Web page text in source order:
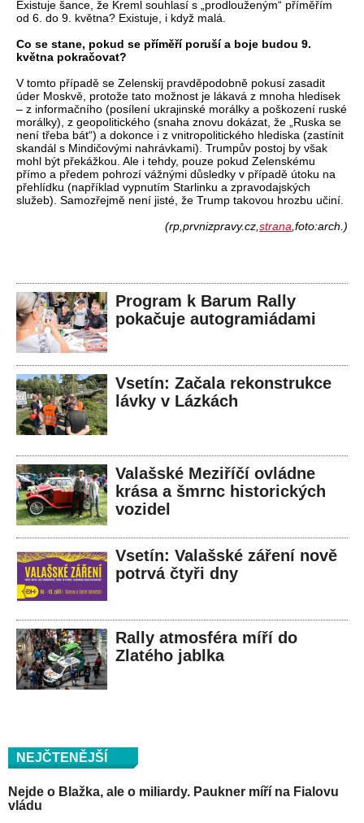
Existuje šance, že Kreml souhlasí s „prodlouženým“ příměřím
od 6. do 9. května? Existuje, i když malá.
Co se stane, pokud se příměří poruší a boje budou 9.
května pokračovat?
V tomto případě se Zelenskij pravděpodobně pokusí zasadit
úder Moskvě, protože tato možnost je lákavá z mnoha hledisek
– z informačního (posílení ukrajinské morálky a poškození ruské
morálky), z geopolitického (snaha znovu dokázat, že „Ruska se
není třeba bát“) a dokonce i z vnitropolitického hlediska (zastínit
skandál s Mindičovými nahrávkami). Trumpův postoj by však
mohl být překážkou. Ale i tehdy, pouze pokud Zelenskému
přímo a předem pohrozí vážnými důsledky v případě útoku na
přehlídku (například vypnutím Starlinku a zpravodajských
služeb). Samozřejmě není jisté, že Trump takovou hrozbu učiní.
(rp,prvnizpravy.cz,strana,foto:arch.)
Program k Barum Rally
pokačuje autogramiádami
Vsetín: Začala rekonstrukce
lávky v Lázkách
Valašské Meziříčí ovládne
krása a šmrnc historických
vozidel
Vsetín: Valašské záření nově
potrvá čtyři dny
Rally atmosféra míří do
Zlatého jablka
NEJČTENĚJŠÍ
Nejde o Blažka, ale o miliardy. Paukner míří na Fialovu
vládu